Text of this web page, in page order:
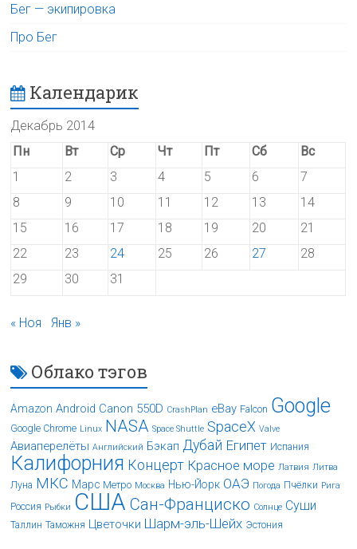
Бег — экипировка
Про Бег
Календарик
Декабрь 2014
Пн
Вт Ср Чт Пт Сб
Вс
1
2 3 4 5 6
7
8
9 10 11 12 13
14
15
16 17 18 19 20
21
22
23 24 25 26 27
28
29
30 31
« Ноя Янв »
Облако тэгов
Amazon Android Canon 550D CrashPlan eBay Falcon Google
Google Chrome Linux NASA Space Shuttle SpaceX Valve
Авиаперелёты Английский Бэкап Дубай Египет Испания
Калифорния Концерт Красное море Латвия Литва
Луна МКС Марс Метро Москва Нью-Йорк ОАЭ Погода Пчёлки Рига
Россия Рыбки США Сан-Франциско Солнце Суши
Таллин Таможня Цветочки Шарм-эль-Шейх Эстония